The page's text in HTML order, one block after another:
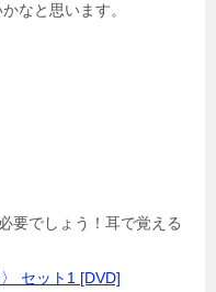
なと思います。
要でしょう！耳で覚える
セット1 [DVD]